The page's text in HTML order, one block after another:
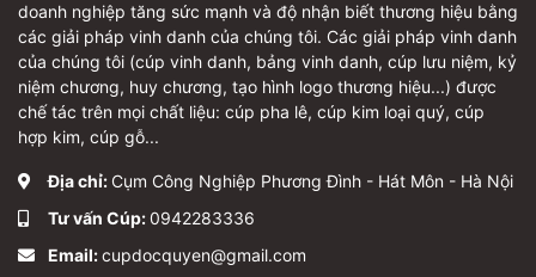
doanh nghiệp tăng sức mạnh và độ nhận biết thương hiệu bằng
các giải pháp vinh danh của chúng tôi. Các giải pháp vinh danh
của chúng tôi (cúp vinh danh, bảng vinh danh, cúp lưu niệm, kỷ
niệm chương, huy chương, tạo hình logo thương hiệu...) được
chế tác trên mọi chất liệu: cúp pha lê, cúp kim loại quý, cúp
hợp kim, cúp gỗ...
Địa chỉ: Cụm Công Nghiệp Phương Đình - Hát Môn - Hà Nội
Tư vấn Cúp:0942283336
Email:cupdocquyen@gmail.com